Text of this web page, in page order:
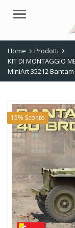
Menu
Home
Prodotti
KIT DI MONTAGGIO
MiniArt 35212 Bantam
15% Sconto